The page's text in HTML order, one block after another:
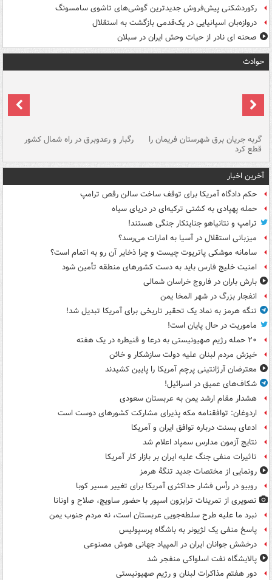
رکوردشکنی پیش‌فروش جدیدترین گوشی‌های تاشوی سامسونگ
دروازه‌بان اسپانیایی در یک‌قدمی بازگشت به استقلال
صحنه ای نادر از حیات وحش ایران در سبلان
حوادث
گربه جریان برق شهرستان فریمان را
قطع کرد
رگبار و رعدوبرق در راه شمال کشور
آخرین اخبار
حکم دادگاه آمریکا برای توقف ساخت سالن رقص ترامپ
حمله پهپادی به کشتی ترکیه‌ای در دریای سیاه
ترامپ و نتانیاهو جنایتکار جنگی هستند!
میزبانی استقلال در آسیا به امارات می‌رسد؟
سامانه موشکی پاتریوت چیست و چرا ذخایر آن رو به اتمام است؟
امنیت خلیج فارس باید به دست کشورهای منطقه تأمین شود
بارش باران در فاروج خراسان شمالی
انفجار بزرگ در شهر المخا یمن
تنگه هرمز به نماد یک تحقیر تاریخی برای آمریکا تبدیل شد!
ماموریت در حال پایان است!
۲۰ حمله رژیم صهیونیستی به درعا و قنیطره در یک هفته
خیزش مردم لبنان علیه دولت سازشکار و خائن
معترضان آرژانتینی پرچم آمریکا را پایین کشیدند
شکاف‌های عمیق در اسرائیل!
هشدار مقام ارشد یمن به عربستان سعودی
اردوغان: توافقنامه مکه پذیرای مشارکت کشورهای دوست است
ادعای بسنت درباره توافق ایران و آمریکا
نتایج آزمون مدارس سمپاد اعلام شد
تاثیرات منفی جنگ علیه ایران بر بازار کار آمریکا
رونمایی از مختصات جدید تنگۀ هرمز
روبیو در رأس فشار حداکثری آمریکا برای تغییر مسیر کوبا
تصویری از تمرینات ترابزون اسپور با حضور ساویچ، صلاح و اونانا
نبرد ما علیه طرح سلطه‌جویی عربستان است، نه مردم جنوب یمن
پاسخ منفی یک لژیونر به باشگاه پرسپولیس
درخشش جوانان ایران در المپیاد جهانی هوش مصنوعی
پالایشگاه نفت اسلواکی منفجر شد
دور هفتم مذاکرات لبنان و رژیم صهیونیستی